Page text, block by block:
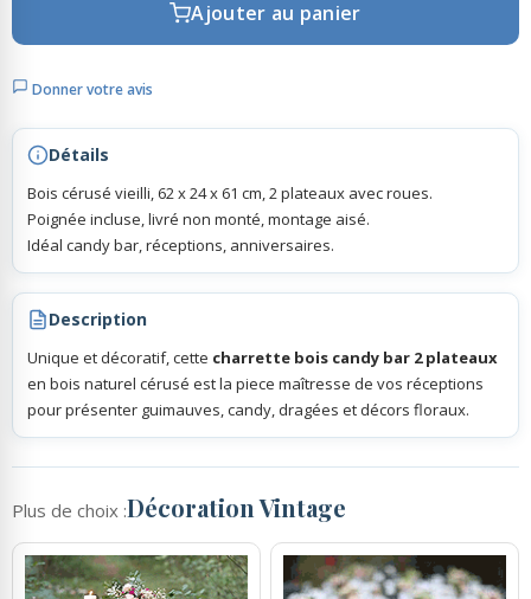
Scrapbooking, Loisirs Créatifs
Ajouter au panier
Donner votre avis
Détails
Bois cérusé vieilli, 62 x 24 x 61 cm, 2 plateaux avec roues.
Poignée incluse, livré non monté, montage aisé.
Idéal candy bar, réceptions, anniversaires.
Description
Unique et décoratif, cette charrette bois candy bar 2 plateaux
en bois naturel cérusé est la piece maîtresse de vos réceptions
pour présenter guimauves, candy, dragées et décors floraux.
Plus de choix :Décoration Vintage